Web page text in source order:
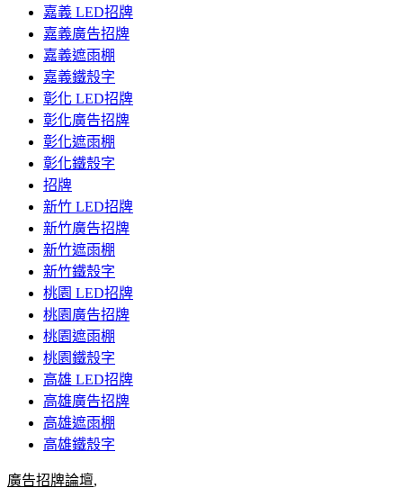
嘉義 LED招牌
嘉義廣告招牌
嘉義遮雨棚
嘉義鐵殼字
彰化 LED招牌
彰化廣告招牌
彰化遮雨棚
彰化鐵殼字
招牌
新竹 LED招牌
新竹廣告招牌
新竹遮雨棚
新竹鐵殼字
桃園 LED招牌
桃園廣告招牌
桃園遮雨棚
桃園鐵殼字
高雄 LED招牌
高雄廣告招牌
高雄遮雨棚
高雄鐵殼字
廣告招牌論壇,